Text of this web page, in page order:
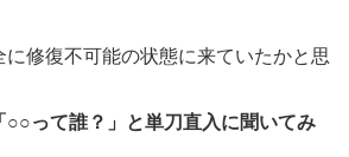
に修復不可能の状態に来ていたかと思
○○って誰？」と単刀直入に聞いてみ